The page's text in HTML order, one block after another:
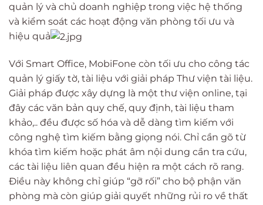
quản lý và chủ doanh nghiệp trong việc hệ thống
và kiểm soát các hoạt động văn phòng tối ưu và
hiệu quả
Với Smart Office, MobiFone còn tối ưu cho công tác
quản lý giấy tờ, tài liệu với giải pháp Thư viện tài liệu.
Giải pháp được xây dựng là một thư viện online, tại
đây các văn bản quy chế, quy định, tài liệu tham
khảo,.. đều được số hóa và dễ dàng tìm kiếm với
công nghệ tìm kiếm bằng giọng nói. Chỉ cần gõ từ
khóa tìm kiếm hoặc phát âm nội dung cần tra cứu,
các tài liệu liên quan đều hiện ra một cách rõ rang.
Điều này không chỉ giúp “gỡ rối” cho bộ phận văn
phòng mà còn giúp giải quyết những rủi ro về thất